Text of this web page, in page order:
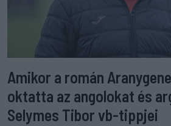
Amikor a román
oktatta az angolokat és
Selymes Tibor vb-tippjei